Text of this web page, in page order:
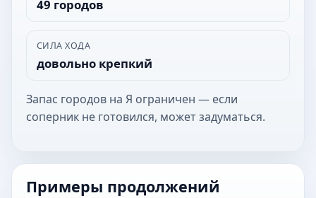
49 городов
СИЛА ХОДА
довольно крепкий
Запас городов на Я ограничен — если
соперник не готовился, может задуматься.
Примеры продолжений